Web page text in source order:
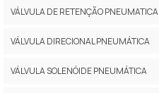
VÁLVULA DE RETENÇÃO PNEUMATICA
VÁLVULA DIRECIONAL PNEUMÁTICA
VÁLVULA SOLENÓIDE PNEUMÁTICA